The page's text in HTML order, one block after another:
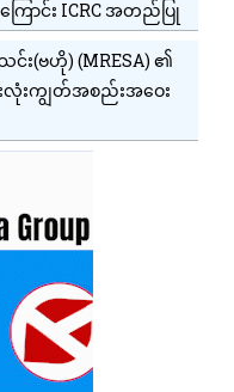
ောင်း ICRC အတည်ပြု
င်း(ဗဟို) (MRESA) ၏
းကျွတ်အစည်းအဝေး